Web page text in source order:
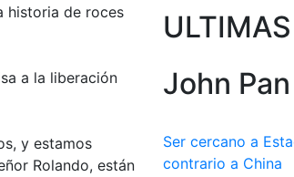
historia de roces
a la liberación
y estamos
Rolando, están
John Pan
Ser cercano a
contrario a China